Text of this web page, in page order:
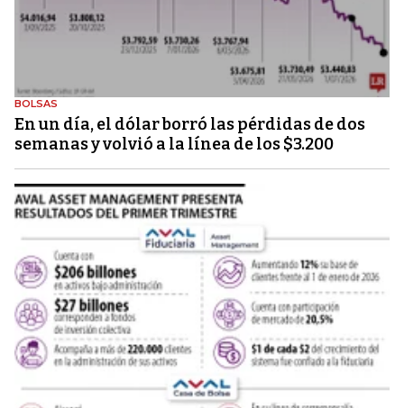
BOLSAS
En un día, el dólar borró las pérdidas de dos
semanas y volvió a la línea de los $3.200